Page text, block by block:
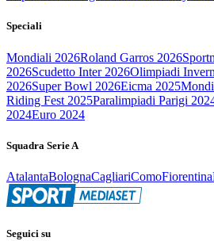
Speciali
Mondiali 2026Roland Garros 2026
2026Scudetto Inter 2026Olimpiadi
2026Super Bowl 2026Eicma 2025
Riding Fest 2025Paralimpiadi Parigi
2024Euro 2024
Squadra Serie A
AtalantaBolognaCagliariComoFiorentina
Seguici su